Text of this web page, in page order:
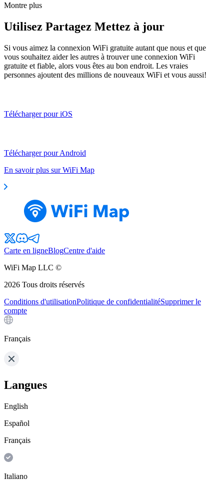
Montre plus
Utilisez Partagez Mettez à jour
Si vous aimez la connexion WiFi gratuite autant que nous et que
vous souhaitez aider les autres à trouver une connexion WiFi
gratuite et fiable, alors vous êtes au bon endroit. Les vraies
personnes ajoutent des millions de nouveaux WiFi et vous aussi!
Télécharger pour iOS
Télécharger pour Android
En savoir plus sur WiFi Map
Carte en ligneBlogCentre d'aide
WiFi Map LLC ©
2026 Tous droits réservés
Conditions d'utilisationPolitique de confidentialitéSupprimer le
compte
Français
Langues
English
Español
Français
Italiano